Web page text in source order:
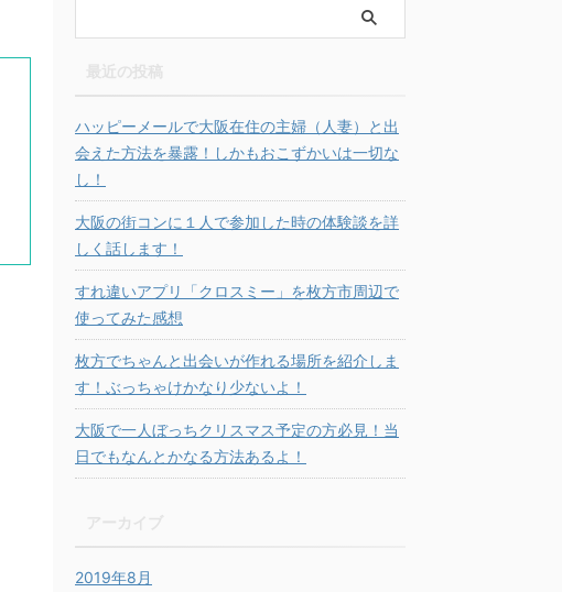
ハッピーメールで大阪在住の主婦（人妻）と出
会えた方法を暴露！しかもおこずかいは一切な
し！
大阪の街コンに１人で参加した時の体験談を詳
しく話します！
すれ違いアプリ「クロスミー」を枚方市周辺で
使ってみた感想
枚方でちゃんと出会いが作れる場所を紹介しま
す！ぶっちゃけかなり少ないよ！
大阪で一人ぼっちクリスマス予定の方必見！当
日でもなんとかなる方法あるよ！
2019年8月